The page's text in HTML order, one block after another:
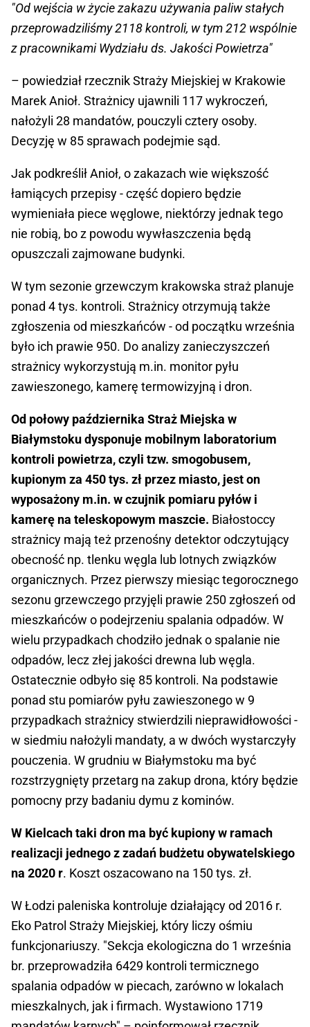
"Od wejścia w życie zakazu używania paliw stałych
przeprowadziliśmy 2118 kontroli, w tym 212 wspólnie
z pracownikami Wydziału ds. Jakości Powietrza"
– powiedział rzecznik Straży Miejskiej w Krakowie
Marek Anioł. Strażnicy ujawnili 117 wykroczeń,
nałożyli 28 mandatów, pouczyli cztery osoby.
Decyzję w 85 sprawach podejmie sąd.
Jak podkreślił Anioł, o zakazach wie większość
łamiących przepisy - część dopiero będzie
wymieniała piece węglowe, niektórzy jednak tego
nie robią, bo z powodu wywłaszczenia będą
opuszczali zajmowane budynki.
W tym sezonie grzewczym krakowska straż planuje
ponad 4 tys. kontroli. Strażnicy otrzymują także
zgłoszenia od mieszkańców - od początku września
było ich prawie 950. Do analizy zanieczyszczeń
strażnicy wykorzystują m.in. monitor pyłu
zawieszonego, kamerę termowizyjną i dron.
Od połowy października Straż Miejska w
Białymstoku dysponuje mobilnym laboratorium
kontroli powietrza, czyli tzw. smogobusem,
kupionym za 450 tys. zł przez miasto, jest on
wyposażony m.in. w czujnik pomiaru pyłów i
kamerę na teleskopowym maszcie. Białostoccy
strażnicy mają też przenośny detektor odczytujący
obecność np. tlenku węgla lub lotnych związków
organicznych. Przez pierwszy miesiąc tegorocznego
sezonu grzewczego przyjęli prawie 250 zgłoszeń od
mieszkańców o podejrzeniu spalania odpadów. W
wielu przypadkach chodziło jednak o spalanie nie
odpadów, lecz złej jakości drewna lub węgla.
Ostatecznie odbyło się 85 kontroli. Na podstawie
ponad stu pomiarów pyłu zawieszonego w 9
przypadkach strażnicy stwierdzili nieprawidłowości -
w siedmiu nałożyli mandaty, a w dwóch wystarczyły
pouczenia. W grudniu w Białymstoku ma być
rozstrzygnięty przetarg na zakup drona, który będzie
pomocny przy badaniu dymu z kominów.
W Kielcach taki dron ma być kupiony w ramach
realizacji jednego z zadań budżetu obywatelskiego
na 2020 r. Koszt oszacowano na 150 tys. zł.
W Łodzi paleniska kontroluje działający od 2016 r.
Eko Patrol Straży Miejskiej, który liczy ośmiu
funkcjonariuszy. "Sekcja ekologiczna do 1 września
br. przeprowadziła 6429 kontroli termicznego
spalania odpadów w piecach, zarówno w lokalach
mieszkalnych, jak i firmach. Wystawiono 1719